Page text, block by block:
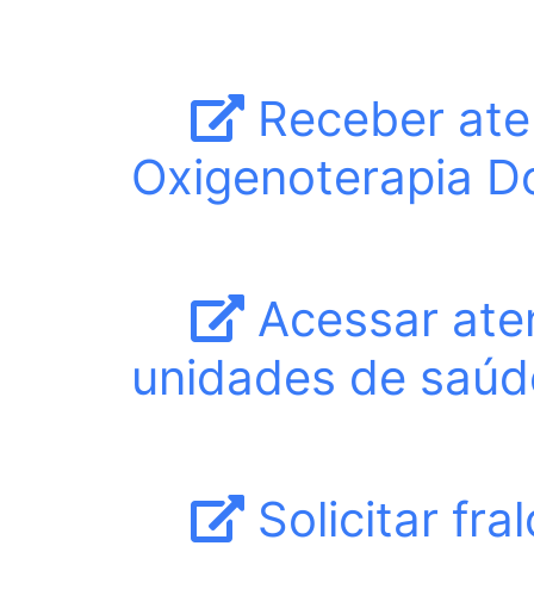
Receber
Oxigenoterapia
Acessar
unidades de
Solicitar